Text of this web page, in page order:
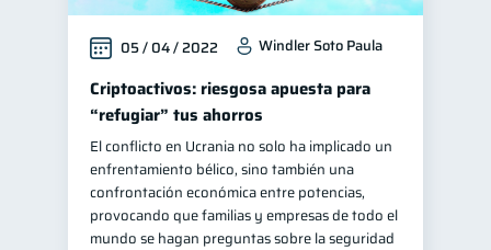
05 / 04 / 2022 Windler Soto Paula
Criptoactivos: riesgosa apuesta para
“refugiar” tus ahorros
El conflicto en Ucrania no solo ha implicado un
enfrentamiento bélico, sino también una
confrontación económica entre potencias,
provocando que familias y empresas de todo el
mundo se hagan preguntas sobre la seguridad